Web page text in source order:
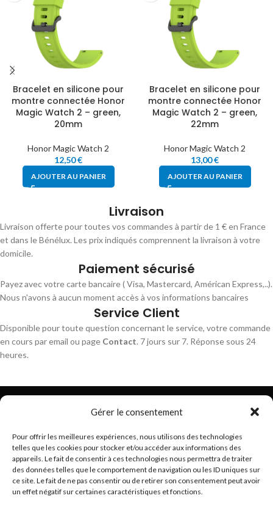
Gérer le consentement
Pour offrir les meilleures expériences, nous utilisons des technologies
telles que les cookies pour stocker et/ou accéder aux informations des
appareils. Le fait de consentir à ces technologies nous permettra de traiter
des données telles que le comportement de navigation ou les ID uniques sur
ce site. Le fait de ne pas consentir ou de retirer son consentement peut avoir
un effet négatif sur certaines caractéristiques et fonctions.
Bracelet en silicone pour
montre connectée Honor
Magic Watch 2 – green,
20mm
Honor Magic Watch 2
12,50€
AJOUTER AU PANIER
Bracelet en silicone pour
montre connectée Honor
Magic Watch 2 – green,
22mm
Honor Magic Watch 2
13,00€
AJOUTER AU PANIER
Livraison
Livraison offerte pour toutes vos commandes à partir de 1 € en France
et dans le Bénélux. Les prix indiqués comprennent la livraison à votre
domicile.
Paiement sécurisé
Payez avec votre carte bancaire ( Visa, Mastercard, Américan Express,..).
Nous n'avons à aucun moment accès à vos informations bancaires
Service Client
Disponible pour toute question concernant le service, votre commande
en cours par email ou page Contact. 7 jours sur 7. Réponse sous 24
heures.
Trouvez les meilleurs bracelets de montres connectés
hello@braceletsmartwatch.com
BRACELETS DE MONTRES CONNECTÉES EN EUROPE